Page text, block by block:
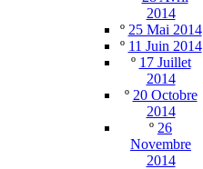
2014
º 25 Mai 2014
º 11 Juin 2014
º 17 Juillet
2014
º 20 Octobre
2014
º 26
Novembre
2014